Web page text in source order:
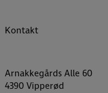
Kontakt
Arnakkegårds Alle 60
4390 Vipperød